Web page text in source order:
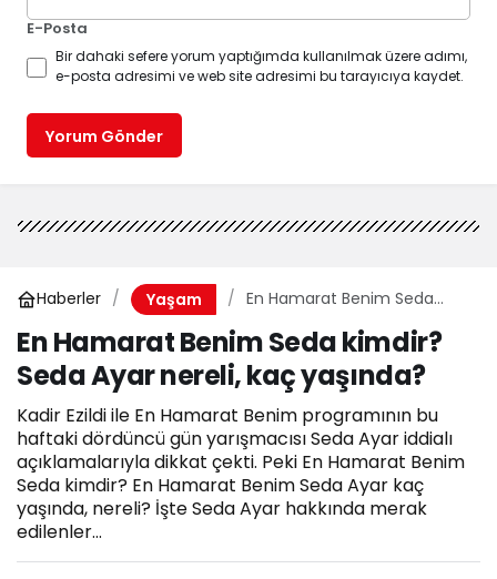
E-Posta
Bir dahaki sefere yorum yaptığımda kullanılmak üzere adımı,
e-posta adresimi ve web site adresimi bu tarayıcıya kaydet.
Yorum Gönder
Haberler Yaşam
En Hamarat Benim Seda
yaşında?
En Hamarat Benim Seda kimdir?
Seda Ayar nereli, kaç yaşında?
Kadir Ezildi ile En Hamarat Benim programının bu
haftaki dördüncü gün yarışmacısı Seda Ayar iddialı
açıklamalarıyla dikkat çekti. Peki En Hamarat Benim
Seda kimdir? En Hamarat Benim Seda Ayar kaç
yaşında, nereli? İşte Seda Ayar hakkında merak
edilenler...